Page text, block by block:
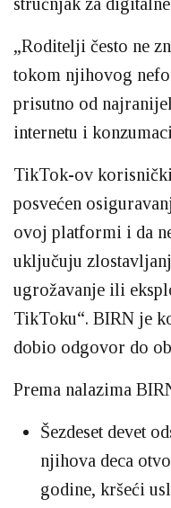
„Roditelji često ne
tokom njihovog
prisutno od
internetu i
TikTok-ov
posvećen
ovoj platformi i da
uključuju
ugrožavanje ili
TikToku“. BIRN je
dobio odgovor do
Prema nalazima
Šezdeset devet
njihova deca
godine, kršeći